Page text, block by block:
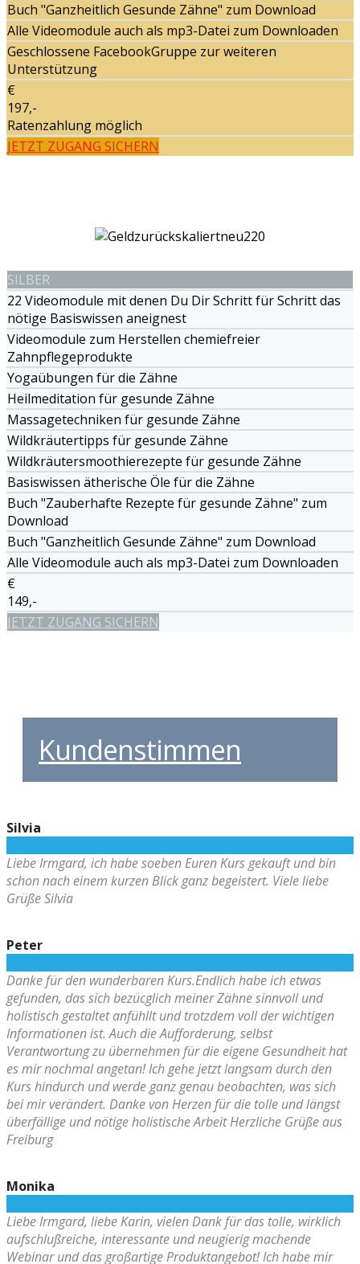
Buch "Ganzheitlich Gesunde Zähne" zum Download
Alle Videomodule auch als mp3-Datei zum Downloaden
Geschlossene FacebookGruppe zur weiteren
Unterstützung
€
197,-
Ratenzahlung möglich
JETZT ZUGANG SICHERN
SILBER
22 Videomodule mit denen Du Dir Schritt für Schritt das
nötige Basiswissen aneignest
Videomodule zum Herstellen chemiefreier
Zahnpflegeprodukte
Yogaübungen für die Zähne
Heilmeditation für gesunde Zähne
Massagetechniken für gesunde Zähne
Wildkräutertipps für gesunde Zähne
Wildkräutersmoothierezepte für gesunde Zähne
Basiswissen ätherische Öle für die Zähne
Buch "Zauberhafte Rezepte für gesunde Zähne" zum
Download
Buch "Ganzheitlich Gesunde Zähne" zum Download
Alle Videomodule auch als mp3-Datei zum Downloaden
€
149,-
JETZT ZUGANG SICHERN
Kundenstimmen
Silvia
Liebe Irmgard, ich habe soeben Euren Kurs gekauft und bin
schon nach einem kurzen Blick ganz begeistert. Viele liebe
Grüße Silvia
Peter
Danke für den wunderbaren Kurs.Endlich habe ich etwas
gefunden, das sich bezücglich meiner Zähne sinnvoll und
holistisch gestaltet anfühllt und trotzdem voll der wichtigen
Informationen ist. Auch die Aufforderung, selbst
Verantwortung zu übernehmen für die eigene Gesundheit hat
es mir nochmal angetan! Ich gehe jetzt langsam durch den
Kurs hindurch und werde ganz genau beobachten, was sich
bei mir verändert. Danke von Herzen für die tolle und längst
überfällige und nötige holistische Arbeit Herzliche Grüße aus
Freiburg
Monika
Liebe Irmgard, liebe Karin, vielen Dank für das tolle, wirklich
aufschlußreiche, interessante und neugierig machende
Webinar und das großartige Produktangebot! Ich habe mir